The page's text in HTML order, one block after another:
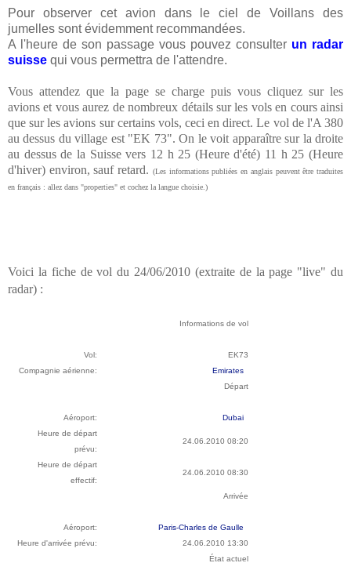
Pour observer cet avion dans le ciel de Voillans des
jumelles sont évidemment recommandées.
A l'heure de son passage vous pouvez consulter un radar
suisse qui vous permettra de l'attendre.
Vous attendez que la page se charge puis vous cliquez sur les
avions et vous aurez de nombreux détails sur les vols en cours ainsi
que sur les avions sur certains vols, ceci en direct.Le vol de l'A 380
au dessus du village est "EK 73". On le voit apparaître sur la droite
au dessus de la Suisse vers 12 h 25 (Heure d'été) 11 h 25 (Heure
d'hiver) environ, sauf retard. (Les informations publiées en anglais peuvent être traduites
en français : allez dans "properties" et cochez la langue choisie.)
Voici la fiche de vol du 24/06/2010 (extraite de la page "live" du
radar) :
Informations de vol
Vol:
EK73
Compagnie aérienne:
Emirates
Départ
Aéroport:
Dubai
Heure de départ
prévu:
24.06.2010 08:20
Heure de départ
effectif:
24.06.2010 08:30
Arrivée
Aéroport:
Paris-Charles de Gaulle
Heure d'arrivée prévu:
24.06.2010 13:30
État actuel